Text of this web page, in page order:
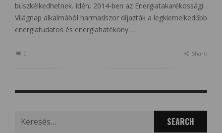
büszkélkedhetnek. Idén, 2014-ben az Energiatakarékossági
Világnap alkalmából harmadszor díjazták a legkiemelkedőbb
energiatudatos és energiahatékony …
0 Share
for: